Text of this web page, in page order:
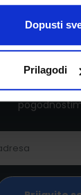
Dopusti
Prilagodi
bi primali
i uslugama,